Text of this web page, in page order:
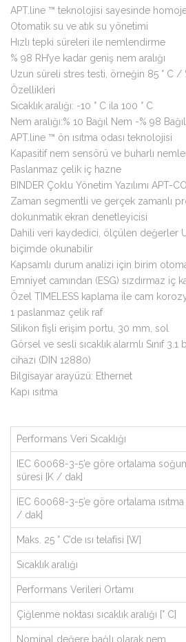
APT.line ™ teknolojisi sayesinde
Otomatik su ve atık su yönetimi
Hızlı tepki süreleri ile nemlendirme
% 98 RH’ye kadar geniş nem aralığı
Uzun süreli stres testi, örneğin 85 ° C /
Özellikleri
Sıcaklık aralığı: -10 ° C ila 100 ° C
Nem aralığı:% 10 Bağıl Nem -% 98
APT.line ™ ön ısıtma odası teknolojisi
Kapasitif nem sensörü ve buharlı
Paslanmaz çelik iç hazne
BINDER Çoklu Yönetim Yazılımı APT-
Zaman segmentli ve gerçek zamanlı
dokunmatik ekran denetleyicisi
Dahili veri kaydedici, ölçülen değerler
biçimde okunabilir
Kapsamlı durum analizi için birim
Emniyet camından (ESG) sızdırmaz iç
Özel TIMELESS kaplama ile cam
1 paslanmaz çelik raf
Silikon fişli erişim portu, 30 mm, sol
Görsel ve sesli sıcaklık alarmlı Sınıf 3.1
cihazı (DIN 12880)
Bilgisayar arayüzü: Ethernet
Kapı ısıtma
Performans Veri Sıcaklığı
IEC 60068-3-5’e göre ortalama
süresi [K / dak]
IEC 60068-3-5’e göre ortalama ısıtma
/ dak]
Maks. 25 ° C’de ısı telafisi [W]
Sıcaklık aralığı
Performans Verileri Ortamı
Çiğlenme noktası sıcaklık aralığı [° C]
Nominal değere bağlı olarak nem